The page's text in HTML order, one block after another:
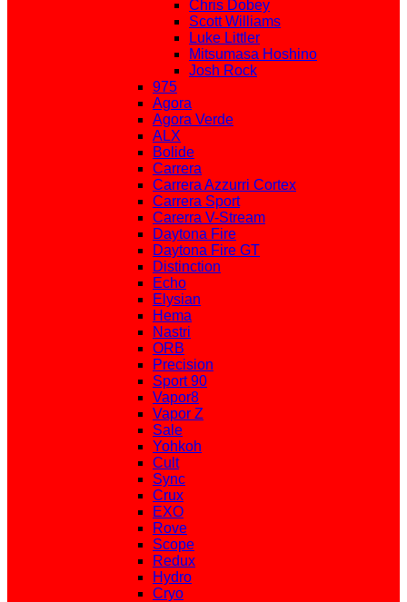
Chris Dobey
Scott Williams
Luke Littler
Mitsumasa Hoshino
Josh Rock
975
Agora
Agora Verde
ALX
Bolide
Carrera
Carrera Azzurri Cortex
Carrera Sport
Carerra V-Stream
Daytona Fire
Daytona Fire GT
Distinction
Echo
Elysian
Hema
Nastri
ORB
Precision
Sport 90
Vapor8
Vapor Z
Sale
Yohkoh
Cult
Sync
Crux
EXO
Rove
Scope
Redux
Hydro
Cryo